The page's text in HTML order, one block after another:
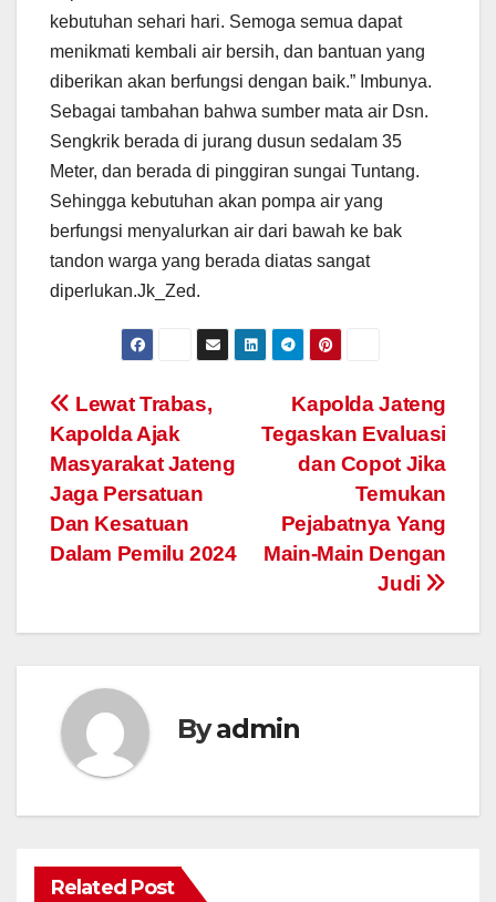
kebutuhan sehari hari. Semoga semua dapat
menikmati kembali air bersih, dan bantuan yang
diberikan akan berfungsi dengan baik.” Imbunya.
Sebagai tambahan bahwa sumber mata air Dsn.
Sengkrik berada di jurang dusun sedalam 35
Meter, dan berada di pinggiran sungai Tuntang.
Sehingga kebutuhan akan pompa air yang
berfungsi menyalurkan air dari bawah ke bak
tandon warga yang berada diatas sangat
diperlukan.Jk_Zed.
Post
navigation
Kapolda Jateng
Tegaskan Evaluasi
dan Copot Jika
Temukan
Pejabatnya Yang
Main-Main Dengan
Judi
Lewat Trabas,
Kapolda Ajak
Masyarakat Jateng
Jaga Persatuan
Dan Kesatuan
Dalam Pemilu 2024
Byadmin
Related Post